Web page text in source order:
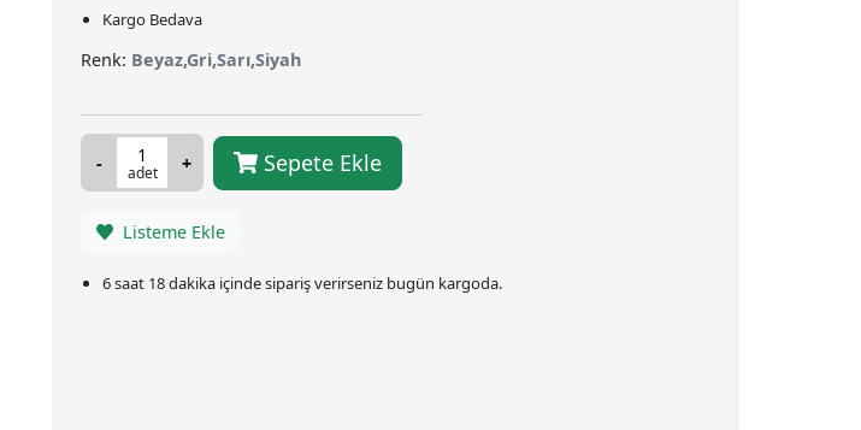
Kargo Bedava
Renk: Beyaz,Gri,Sarı,Siyah
adet Sepete Ekle
Listeme Ekle
6 saat 18 dakika içinde sipariş verirseniz bugün kargoda.